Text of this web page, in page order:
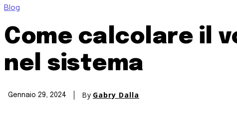
Blog
Come calcolare il
nel sistema
Gennaio 29, 2024 By Gabry Dalla